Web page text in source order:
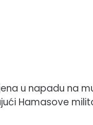
u napadu na
Hamasove